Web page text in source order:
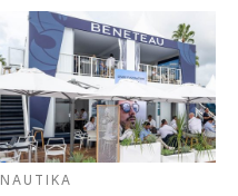
NAUTIKA